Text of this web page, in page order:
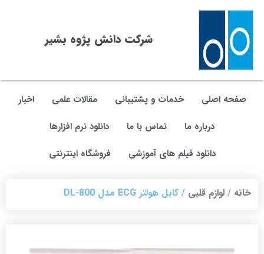
شرکت دانش پژوه بشیر
صفحه اصلی خدمات و پشتیبانی مقالات علمی
اخبار
درباره ما
تماس با ما
دانلود نرم افزارها
دانلود فیلم های آموزشی
فروشگاه اینترنتی
خانه / لوازم قلبی / کابل هولتر ECG مدل DL-800